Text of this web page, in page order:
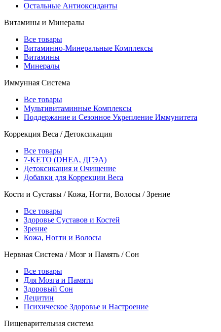
Остальные Антиоксиданты
Витамины и Минералы
Все товары
Витаминно-Минеральные Комплексы
Витамины
Минералы
Иммунная Система
Все товары
Мультивитаминные Комплексы
Поддержание и Сезонное Укрепление Иммунитета
Коррекция Веса / Детоксикация
Все товары
7-KETO (DHEA, ДГЭА)
Детоксикация и Очищение
Добавки для Коррекции Веса
Кости и Суставы / Кожа, Ногти, Волосы / Зрение
Все товары
Здоровье Суставов и Костей
Зрение
Кожа, Ногти и Волосы
Нервная Система / Мозг и Память / Сон
Все товары
Для Мозга и Памяти
Здоровый Сон
Лецитин
Психическое Здоровье и Настроение
Пищеварительная система